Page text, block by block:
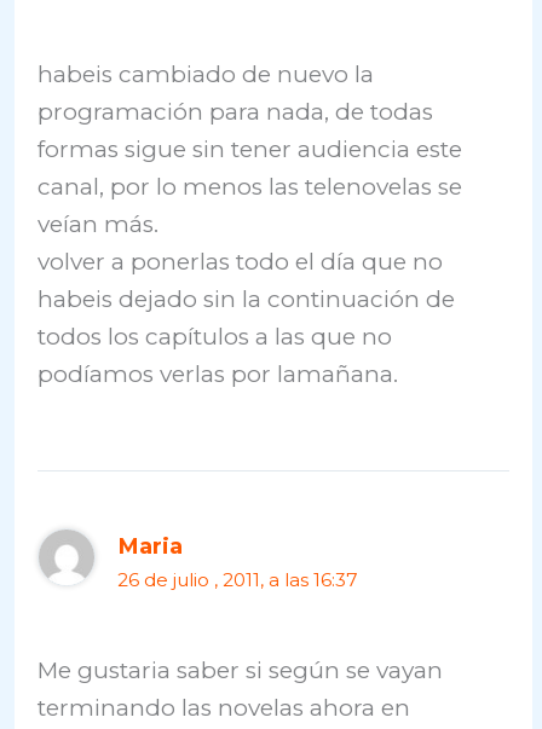
habeis cambiado de nuevo la
programación para nada, de todas
formas sigue sin tener audiencia este
canal, por lo menos las telenovelas se
veían más.
volver a ponerlas todo el día que no
habeis dejado sin la continuación de
todos los capítulos a las que no
podíamos verlas por lamañana.
Maria
26 de julio , 2011, a las 16:37
Me gustaria saber si según se vayan
terminando las novelas ahora en